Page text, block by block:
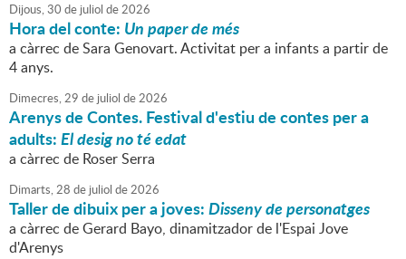
Dijous,30 de juliol de2026
Hora del conte: Un paper de més
a càrrec de Sara Genovart. Activitat per a infants a partir de
4 anys.
Dimecres,29 de juliol de2026
Arenys de Contes. Festival d'estiu de contes per a
adults:El desig no té edat
a càrrec de Roser Serra
Dimarts,28 de juliol de2026
Taller de dibuix per a joves:Disseny de personatges
a càrrec de Gerard Bayo, dinamitzador de l'Espai Jove
d'Arenys